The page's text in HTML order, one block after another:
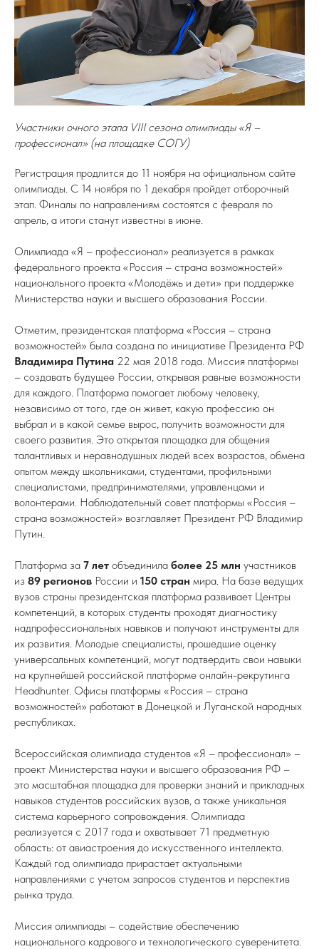
Участники очного этапа VIII сезона олимпиады «Я –
профессионал» (на площадке СОГУ)
Регистрация продлится до 11 ноября на официальном сайте
олимпиады. С 14 ноября по 1 декабря пройдет отборочный
этап. Финалы по направлениям состоятся с февраля по
апрель, а итоги станут известны в июне.
Олимпиада «Я – профессионал» реализуется в рамках
федерального проекта «Россия – страна возможностей»
национального проекта «Молодёжь и дети» при поддержке
Министерства науки и высшего образования России.
Отметим, президентская платформа «Россия – страна
возможностей» была создана по инициативе Президента РФ
Владимира Путина 22 мая 2018 года. Миссия платформы
– создавать будущее России, открывая равные возможности
для каждого. Платформа помогает любому человеку,
независимо от того, где он живет, какую профессию он
выбрал и в какой семье вырос, получить возможности для
своего развития. Это открытая площадка для общения
талантливых и неравнодушных людей всех возрастов, обмена
опытом между школьниками, студентами, профильными
специалистами, предпринимателями, управленцами и
волонтерами. Наблюдательный совет платформы «Россия –
страна возможностей» возглавляет Президент РФ Владимир
Путин.
Платформа за 7 лет объединила более 25 млн участников
из 89 регионов России и 150 стран мира. На базе ведущих
вузов страны президентская платформа развивает Центры
компетенций, в которых студенты проходят диагностику
надпрофессиональных навыков и получают инструменты для
их развития. Молодые специалисты, прошедшие оценку
универсальных компетенций, могут подтвердить свои навыки
на крупнейшей российской платформе онлайн-рекрутинга
Headhunter. Офисы платформы «Россия – страна
возможностей» работают в Донецкой и Луганской народных
республиках.
Всероссийская олимпиада студентов «Я – профессионал» –
проект Министерства науки и высшего образования РФ –
это масштабная площадка для проверки знаний и прикладных
навыков студентов российских вузов, а также уникальная
система карьерного сопровождения. Олимпиада
реализуется с 2017 года и охватывает 71 предметную
область: от авиастроения до искусственного интеллекта.
Каждый год олимпиада прирастает актуальными
направлениями с учетом запросов студентов и перспектив
рынка труда.
Миссия олимпиады – содействие обеспечению
национального кадрового и технологического суверенитета.